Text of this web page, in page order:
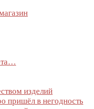
изделий
пришёл в негодность